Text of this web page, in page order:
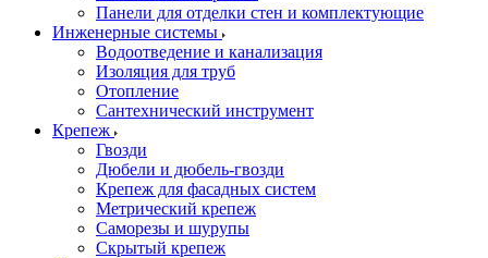
Панели для отделки стен и комплектующие
Инженерные системы
Водоотведение и канализация
Изоляция для труб
Отопление
Сантехнический инструмент
Крепеж
Гвозди
Дюбели и дюбель-гвозди
Крепеж для фасадных систем
Метрический крепеж
Саморезы и шурупы
Скрытый крепеж